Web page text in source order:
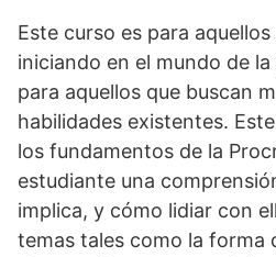
Este curso es para
iniciando en el mundo de
para aquellos que buscan
habilidades existentes.
los fundamentos de la
estudiante una
implica, y cómo lidiar con
temas tales como la forma